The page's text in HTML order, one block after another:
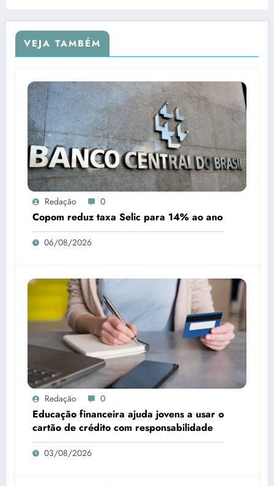
VEJA TAMBÉM
Redação 0
Copom reduz taxa Selic para 14% ao ano
06/08/2026
Redação 0
Educação financeira ajuda jovens a usar o
cartão de crédito com responsabilidade
03/08/2026